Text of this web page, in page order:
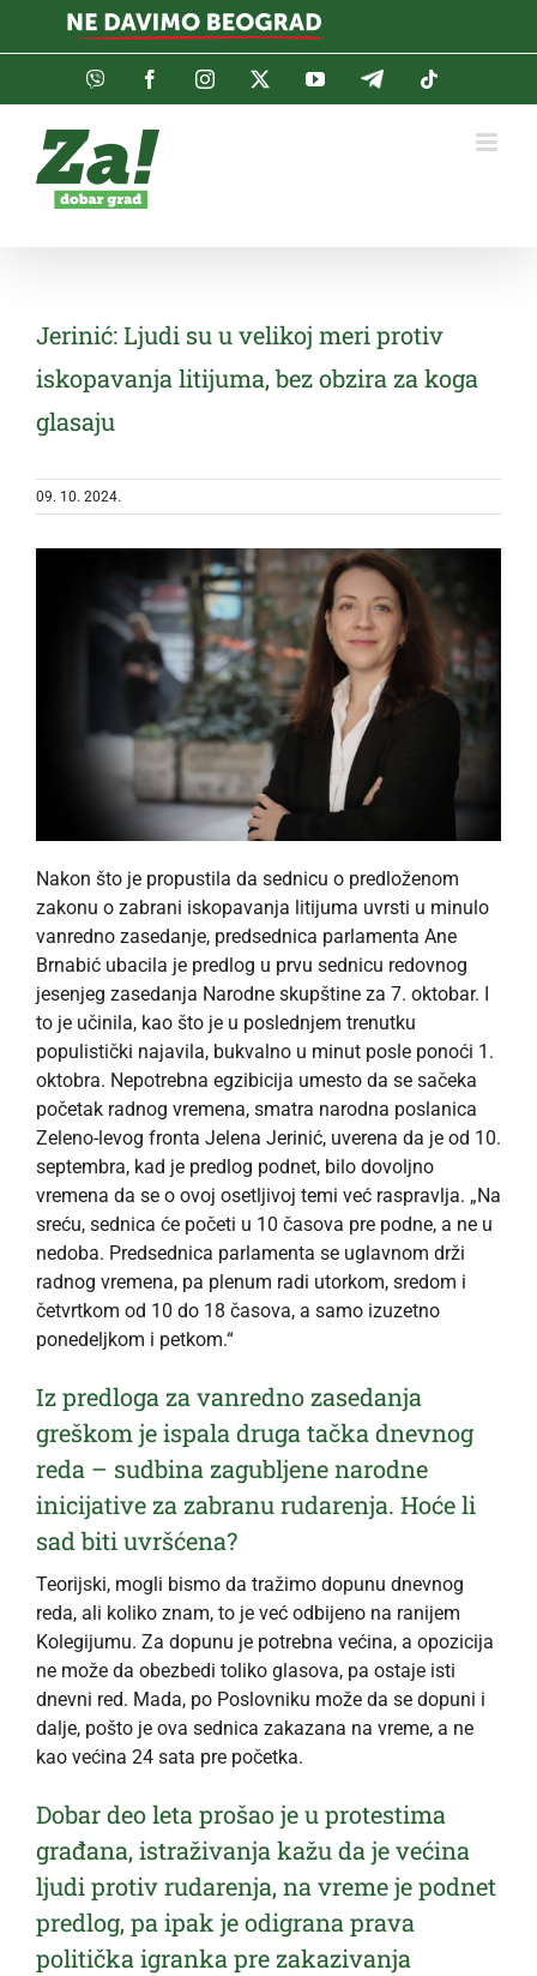
Viber FacebookInstagramTwitterYouTubeTelegram
Jerinić: Ljudi su u velikoj meri protiv
iskopavanja litijuma, bez obzira za koga
glasaju
09. 10. 2024.
Nakon što je propustila da sednicu o predloženom
zakonu o zabrani iskopavanja litijuma uvrsti u minulo
vanredno zasedanje, predsednica parlamenta Ane
Brnabić ubacila je predlog u prvu sednicu redovnog
jesenjeg zasedanja Narodne skupštine za 7. oktobar. I
to je učinila, kao što je u poslednjem trenutku
populistički najavila, bukvalno u minut posle ponoći 1.
oktobra. Nepotrebna egzibicija umesto da se sačeka
početak radnog vremena, smatra narodna poslanica
Zeleno-levog fronta Jelena Jerinić, uverena da je od 10.
septembra, kad je predlog podnet, bilo dovoljno
vremena da se o ovoj osetljivoj temi već raspravlja. „Na
sreću, sednica će početi u 10 časova pre podne, a ne u
nedoba. Predsednica parlamenta se uglavnom drži
radnog vremena, pa plenum radi utorkom, sredom i
četvrtkom od 10 do 18 časova, a samo izuzetno
ponedeljkom i petkom.“
Iz predloga za vanredno zasedanja
greškom je ispala druga tačka dnevnog
reda – sudbina zagubljene narodne
inicijative za zabranu rudarenja. Hoće li
sad biti uvršćena?
Teorijski, mogli bismo da tražimo dopunu dnevnog
reda, ali koliko znam, to je već odbijeno na ranijem
Kolegijumu. Za dopunu je potrebna većina, a opozicija
ne može da obezbedi toliko glasova, pa ostaje isti
dnevni red. Mada, po Poslovniku može da se dopuni i
dalje, pošto je ova sednica zakazana na vreme, a ne
kao većina 24 sata pre početka.
Dobar deo leta prošao je u protestima
građana, istraživanja kažu da je većina
ljudi protiv rudarenja, na vreme je podnet
predlog, pa ipak je odigrana prava
politička igranka pre zakazivanja